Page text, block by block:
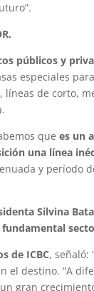
públicos y
especiales
de corto,
quees un
una línea
y período
Silvina
de ICBC, señaló:
el destino. “A
gran